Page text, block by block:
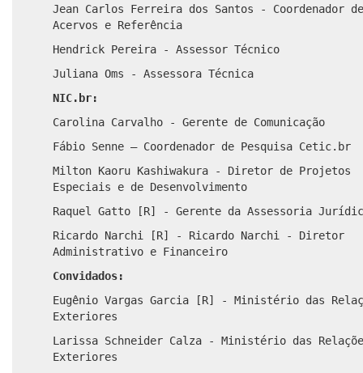
Jean Carlos Ferreira dos Santos - Coordenador de
Acervos e Referência
Hendrick Pereira - Assessor Técnico
Juliana Oms - Assessora Técnica
NIC.br:
Carolina Carvalho - Gerente de Comunicação
Fábio Senne – Coordenador de Pesquisa Cetic.br
Milton Kaoru Kashiwakura - Diretor de Projetos
Especiais e de Desenvolvimento
Raquel Gatto [R] - Gerente da Assessoria
Ricardo Narchi [R] - Ricardo Narchi - Diretor
Administrativo e Financeiro
Convidados:
Eugênio Vargas Garcia [R] - Ministério das
Exteriores
Larissa Schneider Calza - Ministério das
Exteriores